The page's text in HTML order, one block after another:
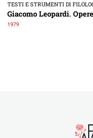
TESTI E STRUMENTI DI
Giacomo Leopardi.
1979